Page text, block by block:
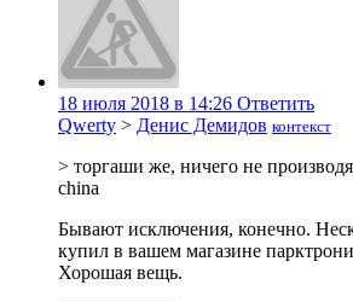
18 июля 2018 в 14:26 Ответить
Qwerty > Денис Демидов контекст
> торгаши же, ничего не
china
Бывают исключения, конечно.
купил в вашем магазине
Хорошая вещь.